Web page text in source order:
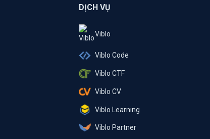
DỊCH VỤ
Viblo
Viblo Code
Viblo CTF
Viblo CV
Viblo Learning
Viblo Partner